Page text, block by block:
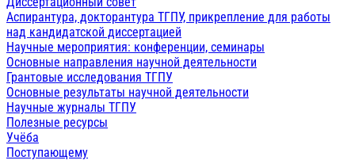
Аспирантура, докторантура ТГПУ, прикрепление для работы
над кандидатской диссертацией
Научные мероприятия: конференции, семинары
Основные направления научной деятельности
Грантовые исследования ТГПУ
Основные результаты научной деятельности
Научные журналы ТГПУ
Полезные ресурсы
Учёба
Поступающему